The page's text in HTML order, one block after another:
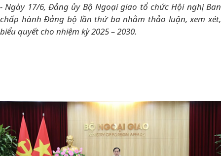
- Ngày 17/6, Đảng ủy Bộ Ngoại giao tổ chức Hội nghị Ban
chấp hành Đảng bộ lần thứ ba nhằm thảo luận, xem xét,
biểu quyết cho nhiệm kỳ 2025 – 2030.